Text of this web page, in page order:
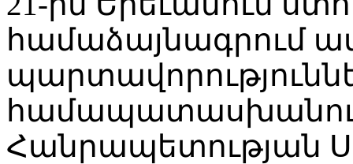
համաձայնագրում
Հանրապետության